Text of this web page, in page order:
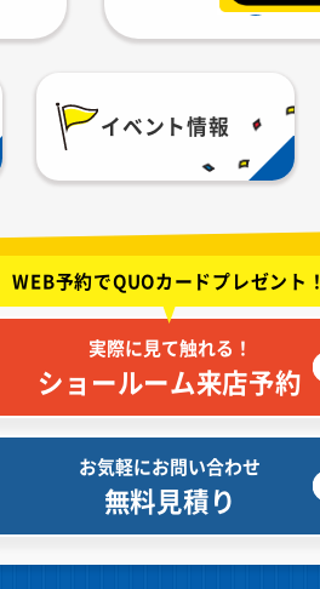
イベント情報
WEB予約でQUOカードプレゼント！
実際に見て触れる！
ショールーム来店予約
お気軽にお問い合わせ
無料見積り